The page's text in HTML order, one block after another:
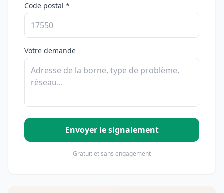
Code postal *
Votre demande
Envoyer le signalement
Gratuit et sans engagement